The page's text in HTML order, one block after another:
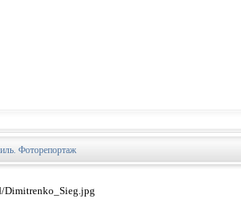
Фоторепортаж
Dimitrenko_Sieg.jpg